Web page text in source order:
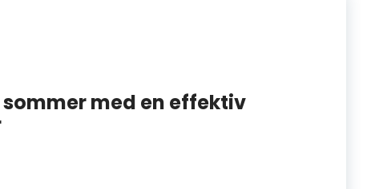
med en effektiv